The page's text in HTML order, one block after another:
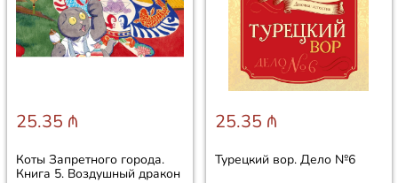
25.35 ₼
Коты Запретного города.
Книга 5. Воздушный дракон
25.35 ₼
Турецкий вор. Дело №6